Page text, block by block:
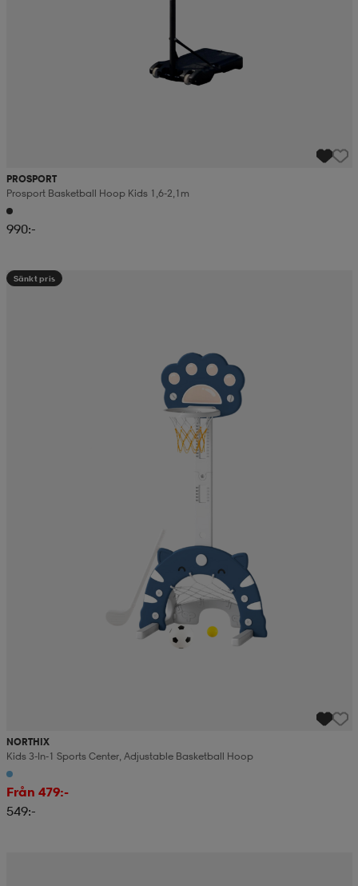
PROSPORT
Prosport Basketball Hoop Kids 1,6-2,1m
990:-
Sänkt pris
NORTHIX
Kids 3-In-1 Sports Center, Adjustable Basketball Hoop
Från 479:-
549:-